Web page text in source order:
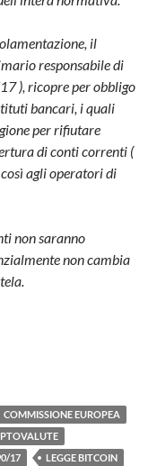
il
responsabile di
), ricopre per obbligo
bancari, i quali
per rifiutare
di conti correnti (
agli operatori di
non saranno
non cambia
COMMISSIONE EUROPEA
17 LEGGE BITCOIN